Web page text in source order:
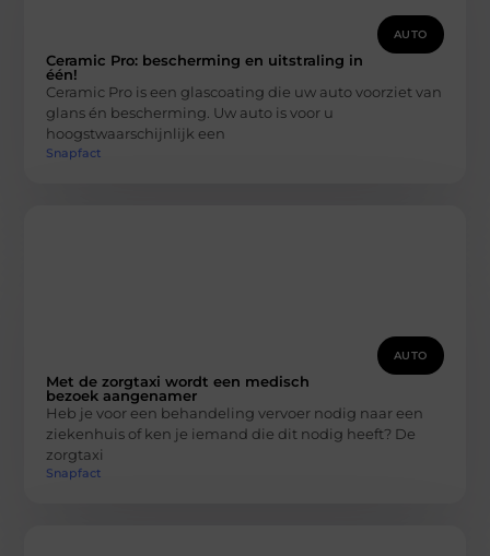
AUTO
Ceramic Pro: bescherming en uitstraling in
één!
Ceramic Pro is een glascoating die uw auto voorziet van
glans én bescherming. Uw auto is voor u
hoogstwaarschijnlijk een
Snapfact
AUTO
Met de zorgtaxi wordt een medisch
bezoek aangenamer
Heb je voor een behandeling vervoer nodig naar een
ziekenhuis of ken je iemand die dit nodig heeft? De
zorgtaxi
Snapfact